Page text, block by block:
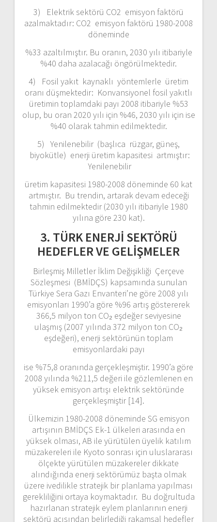
3) Elektrik sektörü CO2 emisyon faktörü
azalmaktadır: CO2 emisyon faktörü 1980-2008
döneminde
%33 azaltılmıştır. Bu oranın, 2030 yılı itibariyle
%40 daha azalacağı öngörülmektedir.
4) Fosil yakıt kaynaklı yöntemlerle üretim
oranı düşmektedir: Konvansiyonel fosil yakıtlı
üretimin toplamdaki payı 2008 itibariyle %53
olup, bu oran 2020 yılı için %46, 2030 yılı için ise
%40 olarak tahmin edilmektedir.
5) Yenilenebilir (başlıca rüzgar, güneş,
biyokütle) enerji üretim kapasitesi artmıştır:
Yenilenebilir
üretim kapasitesi 1980-2008 döneminde 60 kat
artmıştır. Bu trendin, artarak devam edeceği
tahmin edilmektedir (2030 yılı itibariyle 1980
yılına göre 230 kat).
3. TÜRK ENERJİ SEKTÖRÜ
HEDEFLER VE GELİŞMELER
Birleşmiş Milletler İklim Değişikliği Çerçeve
Sözleşmesi (BMİDÇS) kapsamında sunulan
Türkiye Sera Gazı Envanteri’ne göre 2008 yılı
emisyonları 1990’a göre %96 artış göstererek
366,5 milyon ton CO₂ eşdeğer seviyesine
ulaşmış (2007 yılında 372 milyon ton CO₂
eşdeğeri), enerji sektörünün toplam
emisyonlardaki payı
ise %75,8 oranında gerçekleşmiştir. 1990’a göre
2008 yılında %211,5 değeri ile gözlemlenen en
yüksek emisyon artışı elektrik sektöründe
gerçekleşmiştir [14].
Ülkemizin 1980-2008 döneminde SG emisyon
artışının BMİDÇS Ek-1 ülkeleri arasında en
yüksek olması, AB ile yürütülen üyelik katılım
müzakereleri ile Kyoto sonrası için uluslararası
ölçekte yürütülen müzakereler dikkate
alındığında enerji sektörümüz başta olmak
üzere ivedilikle stratejik bir planlama yapılması
gerekliliğini ortaya koymaktadır. Bu doğrultuda
hazırlanan stratejik eylem planlarının enerji
sektörü açısından belirlediği rakamsal hedefler